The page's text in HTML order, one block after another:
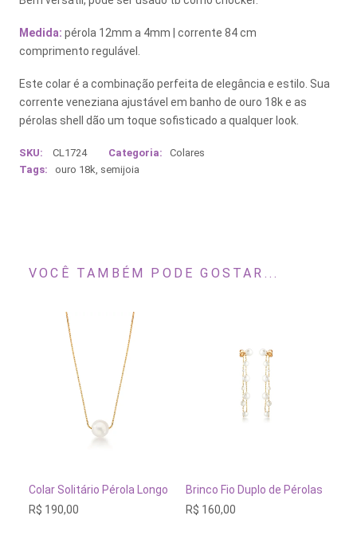
Medida: pérola 12mm a 4mm | corrente 84 cm
comprimento regulável.
Este colar é a combinação perfeita de elegância e estilo. Sua
corrente veneziana ajustável em banho de ouro 18k e as
pérolas shell dão um toque sofisticado a qualquer look.
SKU: CL1724 Categoria:
Colares
Tags:
ouro 18k, semijoia
VOCÊ TAMBÉM PODE GOSTAR...
ADICIONAR AO CARRINHO
Colar Solitário Pérola Longo
R$ 190,00
ESGOTADO
Brinco Fio Duplo de Pérolas
R$ 160,00